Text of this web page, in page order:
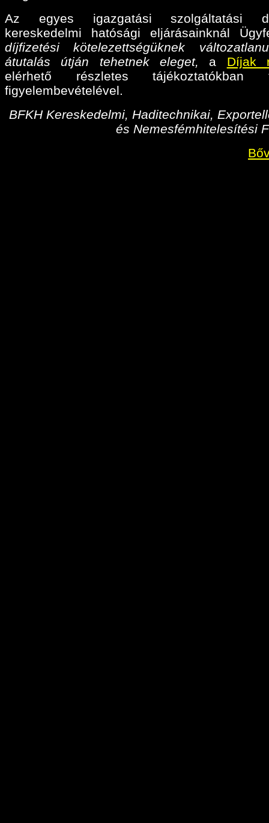
Az egyes igazgatási szolgáltatási
kereskedelmi hatósági eljárásainknál
díjfizetési kötelezettségüknek
átutalás útján tehetnek eleget, a Díjak
elérhető részletes tájékoztatókban
figyelembevételével.
BFKH Kereskedelmi, Haditechnikai,
és Nemesfémhitelesítési